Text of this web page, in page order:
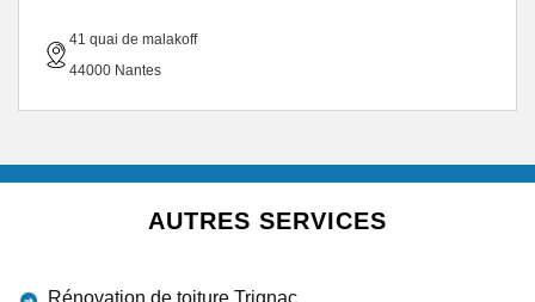
41 quai de malakoff
44000 Nantes
AUTRES SERVICES
Rénovation de toiture Trignac